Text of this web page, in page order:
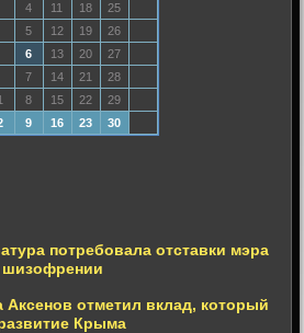
4 11 18
25
5 12 19
26
6 13 20
27
7 14 21
28
8 15 22
29
9 16 23 30
потребовала отставки мэра
шизофрении
Аксенов отметил вклад, который
Крыма